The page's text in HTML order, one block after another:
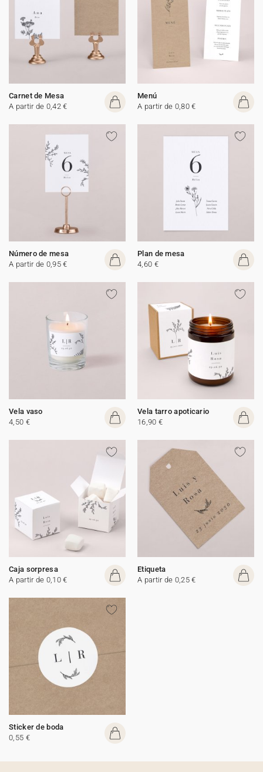
Carnet de Mesa
A partir de 0,42 €
Menú
A partir de 0,80 €
Número de mesa
A partir de 0,95 €
Plan de mesa
4,60 €
Vela vaso
4,50 €
Vela tarro apoticario
16,90 €
Caja sorpresa
A partir de 0,10 €
Etiqueta
A partir de 0,25 €
Sticker de boda
0,55 €